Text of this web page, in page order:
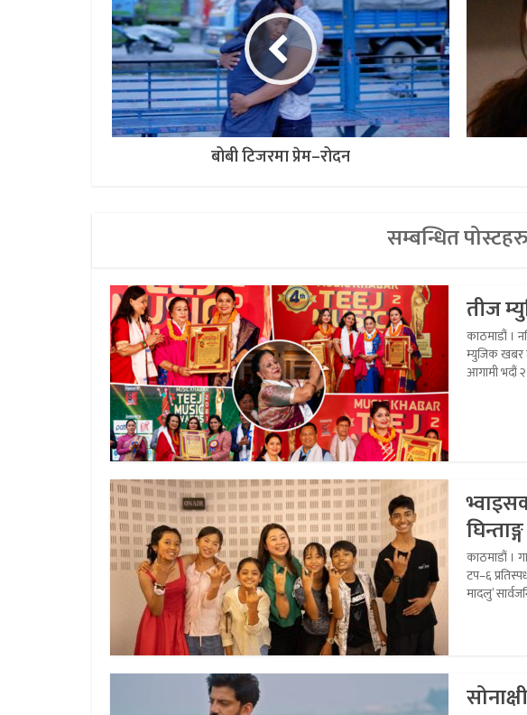
बोबी टिजरमा प्रेम–रोदन
सम्बन्धित
तीज
काठमाडौं ।
म्युजिक खबर
आगामी भदौं
काठमाडौं ।
टप–६
मादलु’